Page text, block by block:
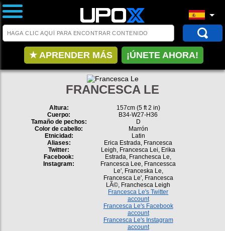
★ APRENDER MÁS ¡ÚNETE AHORA!
FRANCESCA LE
Altura:
Cuerpo:
Tamaño de pechos:
Color de cabello:
Etnicidad:
Aliases:
Twitter:
Facebook:
Instagram:
157cm (5 ft 2 in)
B34-W27-H36
D
Marrón
Latin
Erica Estrada, Francesca
Leigh, Francesca Lei, Erika
Estrada, Franchesca Le,
Francesca Lee, Francessca
Le', Franceska Le,
Francesca Le', Francesca
LÃ©, Franchesca Leigh
Francesca Le's Twitter
account
Francesca Le's Facebook
account
Francesca Le's Instagram
account